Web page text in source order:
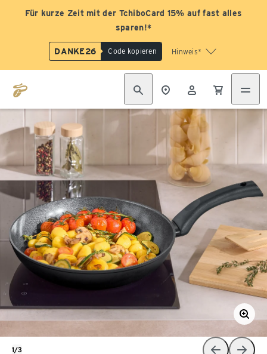
Für kurze Zeit mit der TchiboCard 15% auf fast alles
sparen!*
DANKE26 Code kopieren Hinweis*
1/3